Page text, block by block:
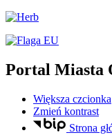
Portal Miasta
Większa czcionka
Zmień kontrast
Strona